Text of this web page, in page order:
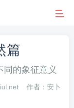
篇
同的象征意义
作者：安卜